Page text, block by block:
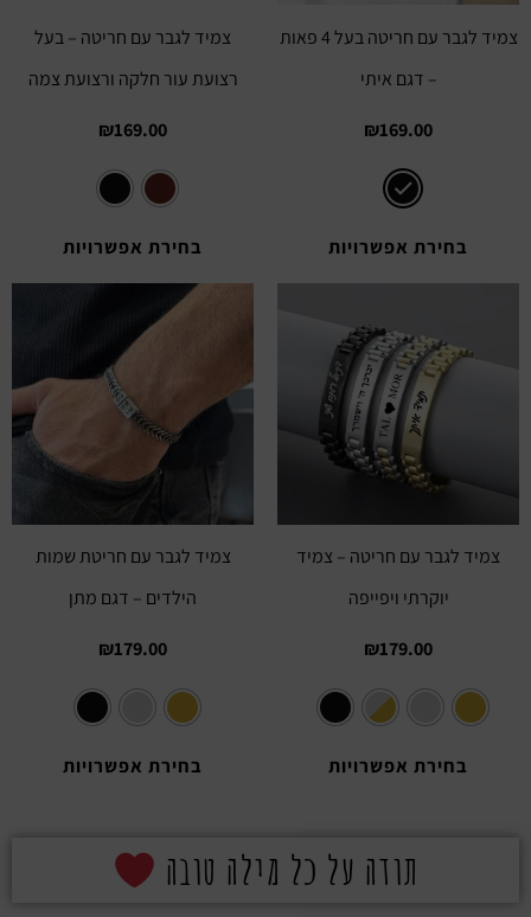
צמיד לגבר עם חריטה בעל 4 פאות
– דגם איתי
₪169.00
בחירת אפשרויות
צמיד לגבר עם חריטה – בעל
רצועת עור חלקה ורצועת צמה
₪169.00
בחירת אפשרויות
צמיד לגבר עם חריטה – צמיד
יוקרתי ויפייפה
₪179.00
בחירת אפשרויות
צמיד לגבר עם חריטת שמות
הילדים – דגם מתן
₪179.00
בחירת אפשרויות
תודה על כל מילה טובה